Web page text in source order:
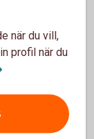
när du vill,
profil när du